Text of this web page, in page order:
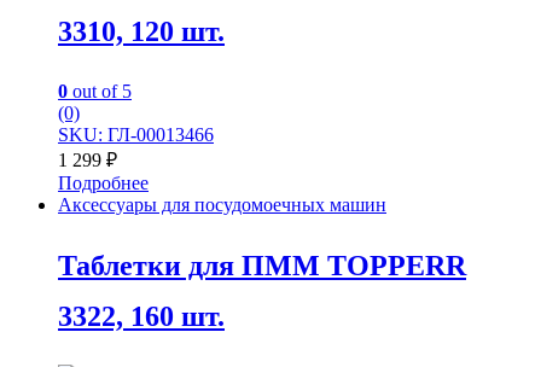
3310, 120 шт.
0 out of 5
(0)
SKU: ГЛ-00013466
1 299 ₽
Подробнее
Аксессуары для посудомоечных машин
Таблетки для ПММ TOPPERR
3322, 160 шт.